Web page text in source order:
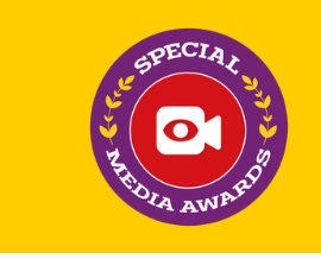
Special
Media
Awards